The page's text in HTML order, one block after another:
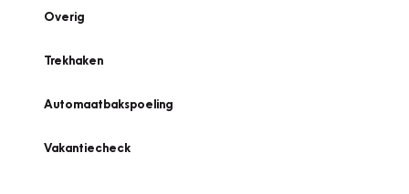
Overig
Trekhaken
Automaatbakspoeling
Vakantiecheck